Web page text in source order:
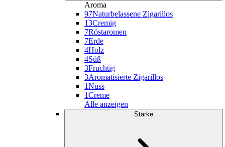
Aroma
97Naturbelassene Zigarillos
13Cremig
7Röstaromen
7Erde
4Holz
4Süß
3Fruchtig
3Aromatisierte Zigarillos
1Nuss
1Creme
Alle anzeigen
Stärke